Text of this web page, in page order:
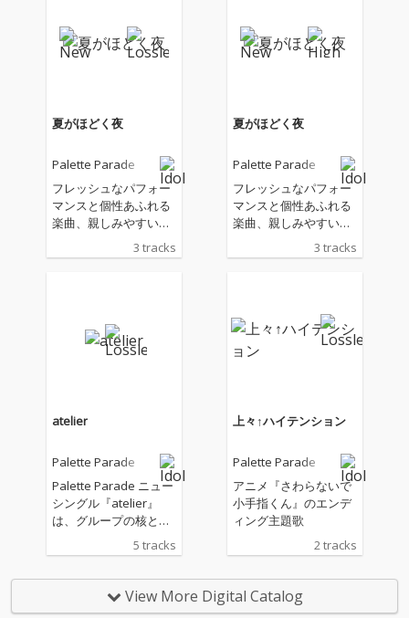
夏がほどく夜
Palette Parade
フレッシュなパフォー
マンスと個性あふれる
楽曲、親しみやすいキ
ャラクターでファンを
魅了し、着実に人気と
る楽曲、親しみやすい
キャラクターでファン
e Paradeの最新楽曲。
熱い夏の夜のひと時の
感を閉じ込めたような
ポップソング。メンバ
ーのの歌唱の表現力も
注目。
3 tracks
夏がほどく夜
Palette Parade
フレッシュなパフォー
マンスと個性あふれる
楽曲、親しみやすいキ
ャラクターでファンを
魅了し、着実に人気と
る楽曲、親しみやすい
キャラクターでファン
を魅了し、着実に人気
e Paradeの最新楽曲。
熱い夏の夜のひと時の
感を閉じ込めたような
ポップソング。メンバ
ーのの歌唱の表現力も
注目。
3 tracks
atelier
Palette Parade
Palette Parade ニュー
シングル『atelier』
は、グループの核とな
るコンセプト「誰かの
居場所になる」をテー
“未完成のままでもい
い”“ありのままの自分
5 tracks
上々↑ハイテンション
Palette Parade
アニメ『さわらないで
小手指くん』のエンデ
ィング主題歌
2 tracks
View More Digital Catalog